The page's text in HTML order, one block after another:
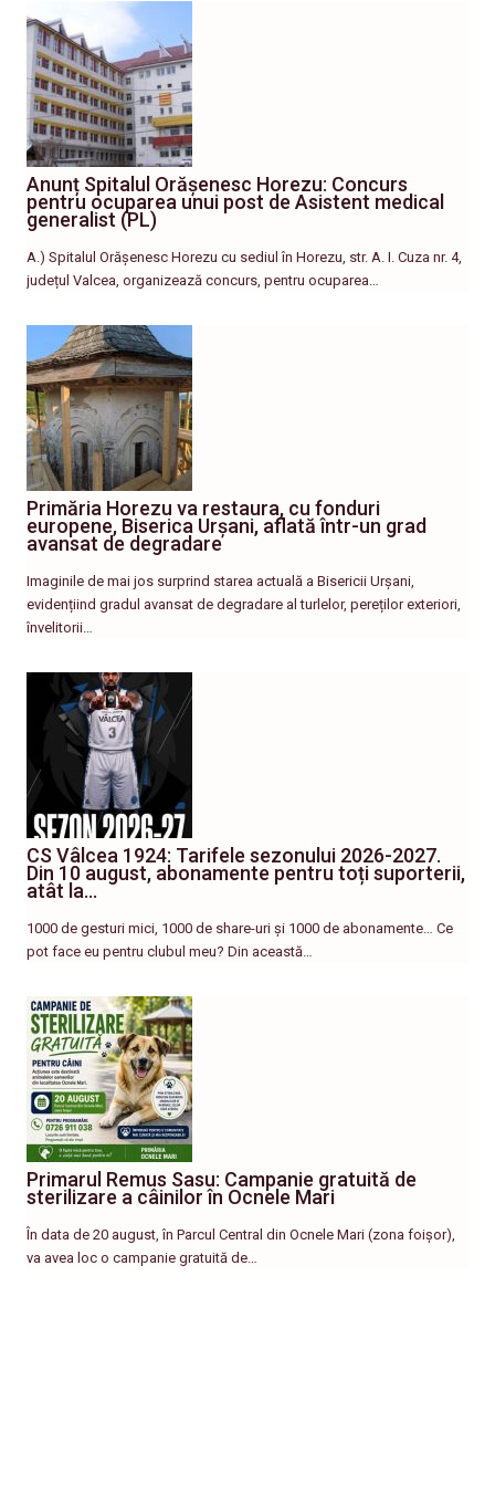
Anunț Spitalul Orășenesc Horezu: Concurs
pentru ocuparea unui post de Asistent medical
generalist (PL)
A.) Spitalul Orășenesc Horezu cu sediul în Horezu, str. A. I. Cuza nr. 4,
județul Valcea, organizează concurs, pentru ocuparea…
Primăria Horezu va restaura, cu fonduri
europene, Biserica Urșani, aflată într-un grad
avansat de degradare
Imaginile de mai jos surprind starea actuală a Bisericii Urșani,
evidențiind gradul avansat de degradare al turlelor, pereților exteriori,
învelitorii…
CS Vâlcea 1924: Tarifele sezonului 2026-2027.
Din 10 august, abonamente pentru toți suporterii,
atât la…
1000 de gesturi mici, 1000 de share-uri și 1000 de abonamente… Ce
pot face eu pentru clubul meu? Din această…
Primarul Remus Sasu: Campanie gratuită de
sterilizare a câinilor în Ocnele Mari
În data de 20 august, în Parcul Central din Ocnele Mari (zona foișor),
va avea loc o campanie gratuită de…